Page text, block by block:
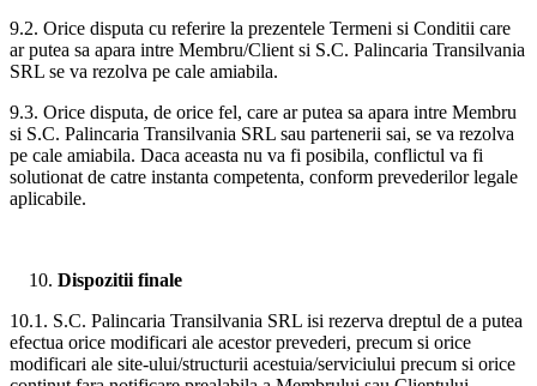
9.2. Orice disputa cu referire la prezentele Termeni si Conditii care
ar putea sa apara intre Membru/Client si S.C. Palincaria Transilvania
SRL se va rezolva pe cale amiabila.
9.3. Orice disputa, de orice fel, care ar putea sa apara intre Membru
si S.C. Palincaria Transilvania SRL sau partenerii sai, se va rezolva
pe cale amiabila. Daca aceasta nu va fi posibila, conflictul va fi
solutionat de catre instanta competenta, conform prevederilor legale
aplicabile.
Dispozitii finale
10.1. S.C. Palincaria Transilvania SRL isi rezerva dreptul de a putea
efectua orice modificari ale acestor prevederi, precum si orice
modificari ale site-ului/structurii acestuia/serviciului precum si orice